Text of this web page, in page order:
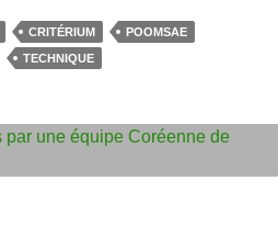
CRITÉRIUM
POOMSAE
TECHNIQUE